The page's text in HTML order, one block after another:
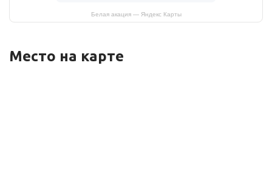
Белая акация — Яндекс Карты
Место на карте